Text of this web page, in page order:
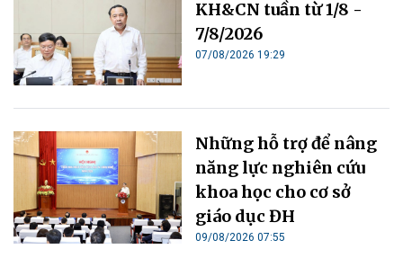
KH&CN tuần từ 1/8 -
7/8/2026
07/08/2026 19:29
Những hỗ trợ để nâng
năng lực nghiên cứu
khoa học cho cơ sở
giáo dục ĐH
09/08/2026 07:55